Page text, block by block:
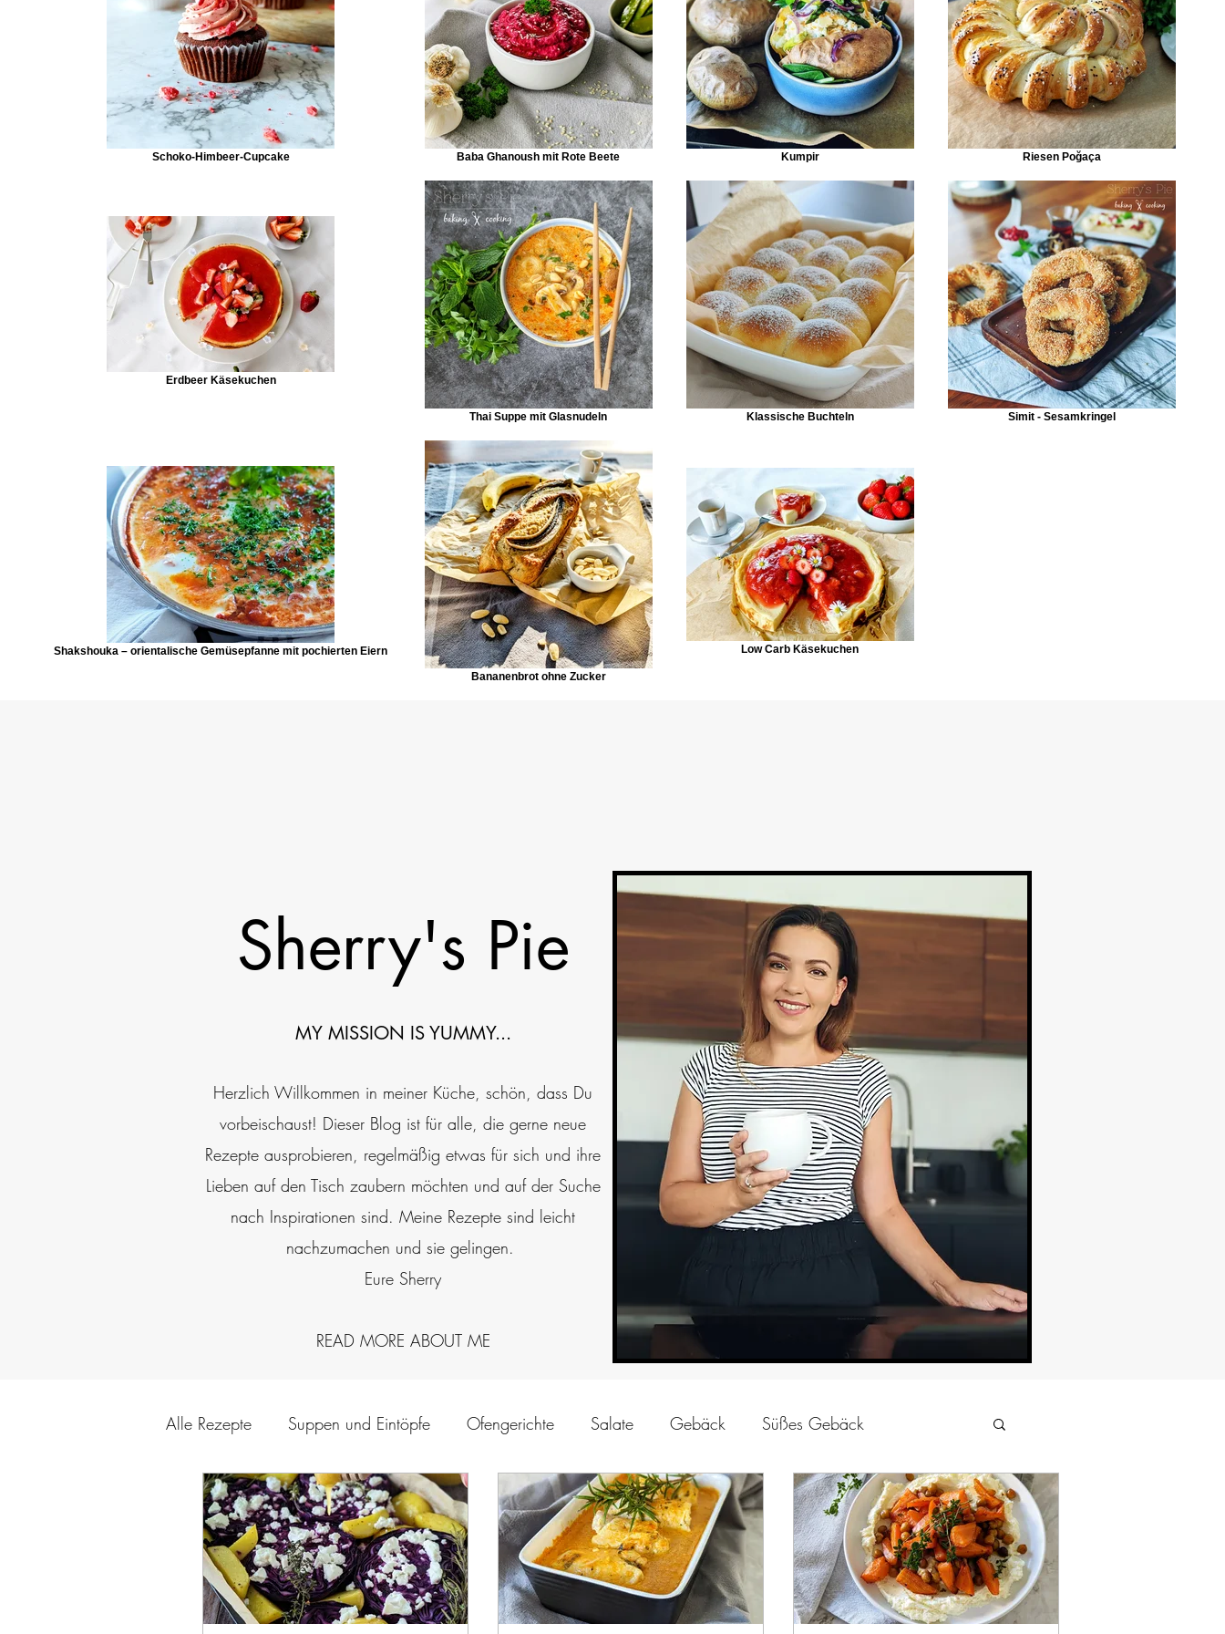
Schoko-Himbeer-Cupcake Baba Ghanoush mit Rote Beete Kumpir Riesen Poğaça
Erdbeer Käsekuchen
Thai Suppe mit Glasnudeln Klassische Buchteln Simit - Sesamkringel
Shakshouka – orientalische Gemüsepfanne mit pochierten Eiern
Bananenbrot ohne Zucker
Low Carb Käsekuchen
Sherry's Pie
MY MISSION IS YUMMY...
Herzlich Willkommen in meiner Küche, schön, dass Du
vorbeischaust! Dieser Blog ist für alle, die gerne neue
Rezepte ausprobieren, regelmäßig etwas für sich und ihre
Lieben auf den Tisch zaubern möchten und auf der Suche
nach Inspirationen sind. Meine Rezepte sind leicht
nachzumachen und sie gelingen.
Eure Sherry
READ MORE ABOUT ME
Alle Rezepte Suppen und Eintöpfe Ofengerichte Salate Gebäck Süßes Gebäck
Herzhaftes Gebäck Kuchen Torten Pasta Brot und Brötchen Fleisch
Fisch & Meeresfrüchte Reis Vegetarisch Schnelle Rezepte Süßspeisen Kartoffelgerichte